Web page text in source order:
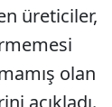
üreticiler,
olan
açıkladı.